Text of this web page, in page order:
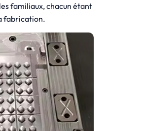
familiaux, chacun étant
fabrication.